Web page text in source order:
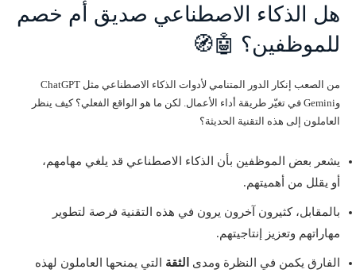
هل الذكاء الاصطناعي صديق أم خصم
للموظفين؟ 🤖🧭
من الصعب إنكار الدور المتنامي لأدوات الذكاء الاصطناعي مثل ChatGPT
وGemini في تغيّر طريقة أداء الأعمال. لكن ما هو الواقع الفعلي؟ كيف ينظر
العاملون إلى هذه التقنية الحديثة؟
يشعر بعض الموظفين بأن الذكاء الاصطناعي قد يلغي مهامهم،
أو يقلل من أهميتهم.
بالمقابل، كثيرون آخرون يرون في هذه التقنية فرصة لتطوير
مهاراتهم وتعزيز إنتاجيتهم.
الفارق يكمن في النظرة ومدى الثقة التي يمنحها العاملون لهذه